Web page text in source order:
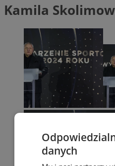
Kamila
danych